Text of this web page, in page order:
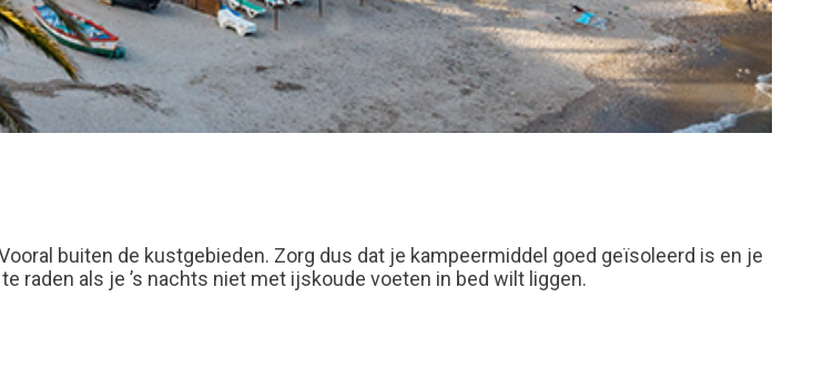
buiten de kustgebieden. Zorg dus dat je kampeermiddel goed geïsoleerd is en je
raden als je ’s nachts niet met ijskoude voeten in bed wilt liggen.